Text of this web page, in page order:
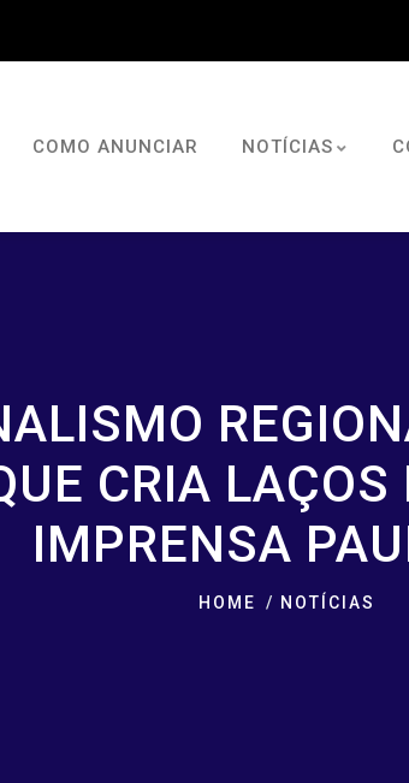
COMO ANUNCIAR NOTÍCIAS
CRIA LAÇOS
IMPRENSA
HOME NOTÍCIAS